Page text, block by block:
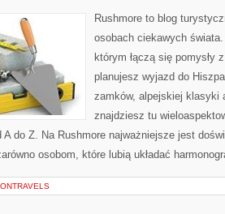
Rushmore to blog
osobach ciekawych
którym łączą się pomysły
planujesz wyjazd do
zamków, alpejskiej klasyki
znajdziesz tu
A do Z. Na Rushmore najważniejsze jest
osobom, które lubią układać